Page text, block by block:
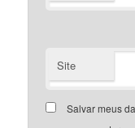
Site
Salvar meus